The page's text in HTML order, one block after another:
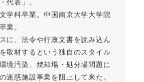
学科卒業。中国南京大学大学院
業。
に、法令や行政文書を読み込ん
取材するという独自のスタイル
境汚染、焼却場・処分場問題に
迷惑施設事業を阻止して来た。